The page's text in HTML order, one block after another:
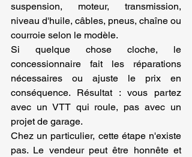
suspension, moteur, transmission,
niveau d'huile, câbles, pneus, chaîne ou
courroie selon le modèle.
Si quelque chose cloche, le
concessionnaire fait les réparations
nécessaires ou ajuste le prix en
conséquence. Résultat : vous partez
avec un VTT qui roule, pas avec un
projet de garage.
Chez un particulier, cette étape n'existe
pas. Le vendeur peut être honnête et